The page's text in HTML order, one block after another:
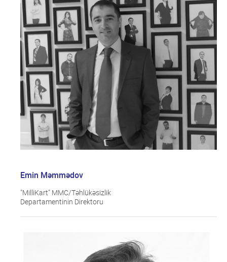
Emin Məmmədov
"MilliKart" MMC/Təhlükəsizlik
Departamentinin Direktoru